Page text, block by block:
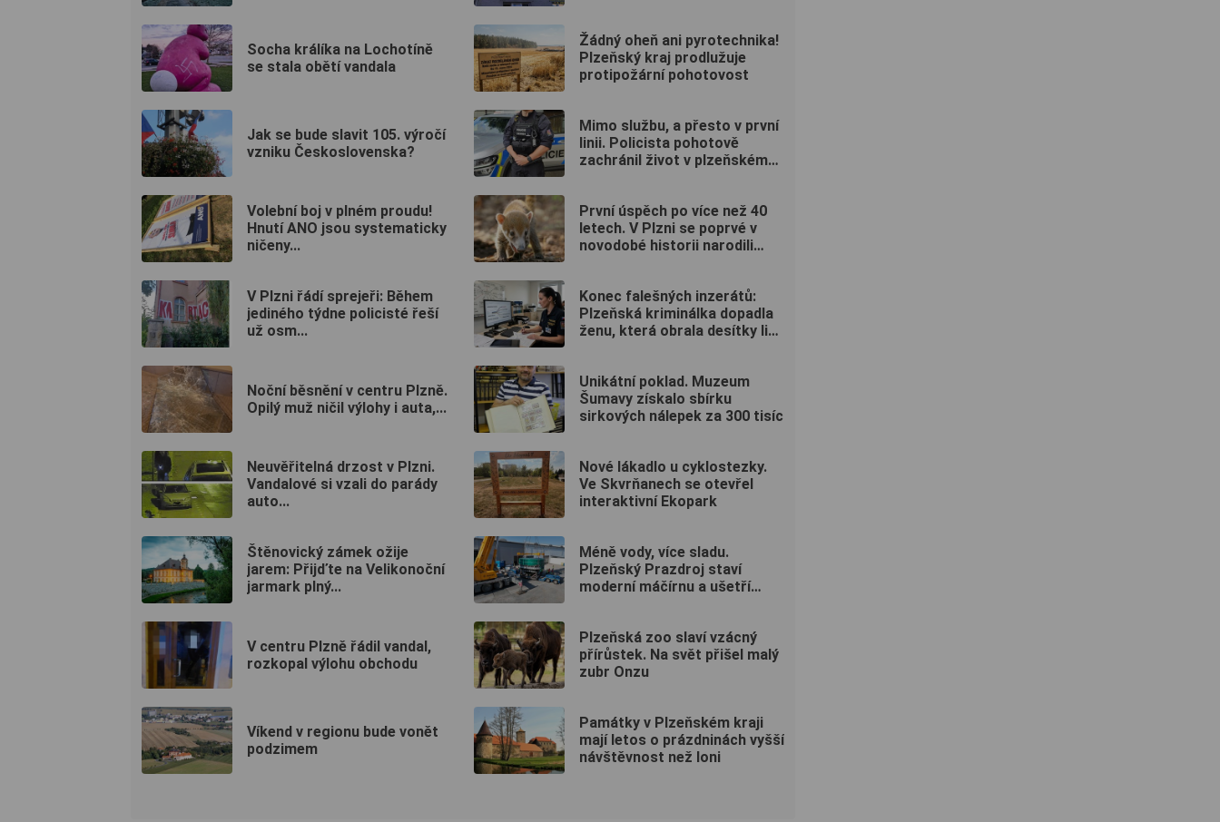
Socha králíka na Lochotíně
se stala obětí vandala
Jak se bude slavit 105. výročí
vzniku Československa?
Volební boj v plném proudu!
Hnutí ANO jsou systematicky
ničeny...
V Plzni řádí sprejeři: Během
jediného týdne policisté řeší
už osm...
Noční běsnění v centru Plzně.
Opilý muž ničil výlohy i auta,...
Neuvěřitelná drzost v Plzni.
Vandalové si vzali do parády
auto...
Štěnovický zámek ožije
jarem: Přijďte na Velikonoční
jarmark plný...
V centru Plzně řádil vandal,
rozkopal výlohu obchodu
Víkend v regionu bude vonět
podzimem
Žádný oheň ani pyrotechnika!
Plzeňský kraj prodlužuje
protipožární pohotovost
Mimo službu, a přesto v první
linii. Policista pohotově
zachránil život v plzeňském
První úspěch po více než 40
letech. V Plzni se poprvé v
novodobé historii narodili
Konec falešných inzerátů:
Plzeňská kriminálka dopadla
ženu, která obrala desítky lidí
Unikátní poklad. Muzeum
Šumavy získalo sbírku
sirkových nálepek za 300 tisíc
Nové lákadlo u cyklostezky.
Ve Skvrňanech se otevřel
interaktivní Ekopark
Méně vody, více sladu.
Plzeňský Prazdroj staví
moderní máčírnu a ušetří
Plzeňská zoo slaví vzácný
přírůstek. Na svět přišel malý
zubr Onzu
Památky v Plzeňském kraji
mají letos o prázdninách vyšší
návštěvnost než loni